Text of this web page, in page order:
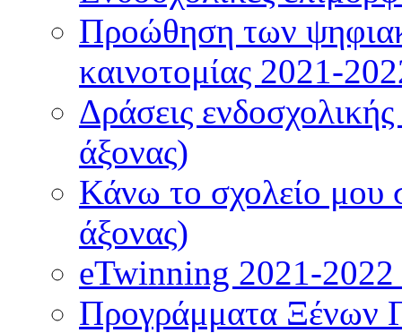
Προώθηση των
καινοτομίας 2021-
Δράσεις
άξονας)
Κάνω το σχολείο μου
άξονας)
eTwinning 2021-
Προγράμματα Ξένων